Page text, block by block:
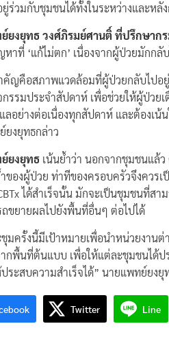
ร่วมกับชุมชนได้ทั้งในระหว่างและหลั
ยงยุทธ วงศ์ภิรมย์ศานติ์ ที่ปรึกษาก
าที่ ‘แก้ไม่ตก’ เนื่องจากผู้ป่วยมักก
คัญคือสภาพแวดล้อมที่ผู้ป่วยกลับไปอ
รรมประจำสัปดาห์ เพื่อช่วยให้ผู้ป่วย
อย่างต่อเนื่องทุกสัปดาห์ และต้องเน้
ยงยุทธกล่าว
ยงยุทธ เน้นย้ำว่า นอกจากชุมชนแล้
ำของผู้ป่วย ท่าทีของครอบครัวจึงคว
ได้สำเร็จนั้น มักจะเป็นชุมชนที่ส
ขยายผลไปยังพื้นที่อื่นๆ ต่อไปได้
ชุมครั้งนี้มีเป้าหมายเพื่อนำหน่วยงาน
ากพื้นที่ต้นแบบ เพื่อให้แต่ละชุมชนได้
ระสบความสำเร็จได้” นายแพทย์ยงยุ
Twitter Line